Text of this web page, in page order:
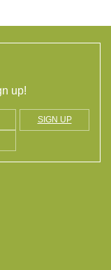
up!
SIGN UP